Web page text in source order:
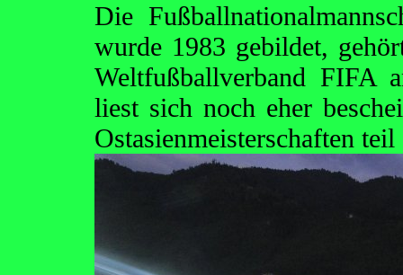
Die
wurde 1983 gebildet,
Weltfußballverband FIFA
liest sich noch eher
Ostasienmeisterschaften